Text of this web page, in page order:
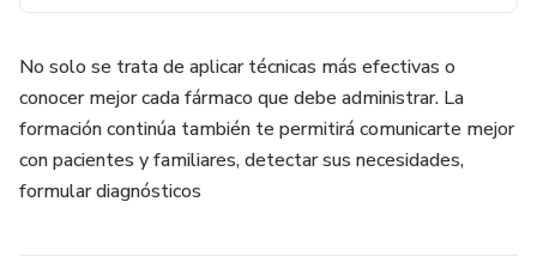
No solo se trata de aplicar técnicas más efectivas o
conocer mejor cada fármaco que debe administrar. La
formación continúa también te permitirá comunicarte mejor
con pacientes y familiares, detectar sus necesidades,
formular diagnósticos